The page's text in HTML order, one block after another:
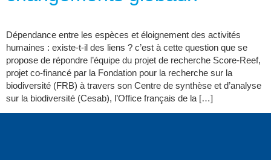
Dépendance entre les espèces et éloignement des activités
humaines : existe-t-il des liens ? c’est à cette question que se
propose de répondre l’équipe du projet de recherche Score-Reef,
projet co-financé par la Fondation pour la recherche sur la
biodiversité (FRB) à travers son Centre de synthèse et d’analyse
sur la biodiversité (Cesab), l’Office français de la […]